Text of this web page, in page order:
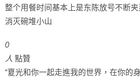
整个用餐时间基本上是东陈放号不断
消灭碗堆小山
0
人 點贊
“夏光和你一起走進我的世界，在你的